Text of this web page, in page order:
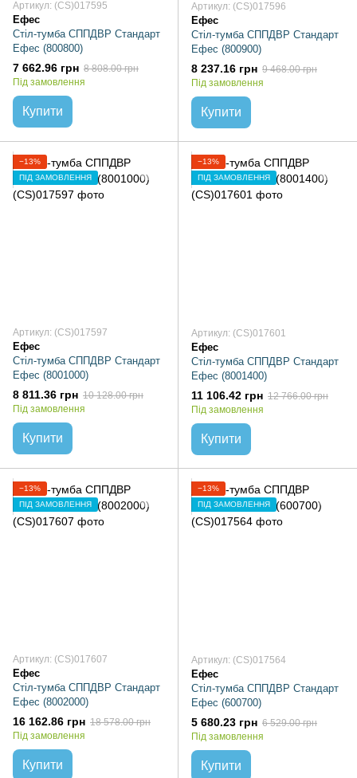
Артикул: (CS)017595
Ефес
Стіл-тумба СППДВР Стандарт
Ефес (800800)
7 662.96 грн 8 808.00 грн
Під замовлення
Купити
Артикул: (CS)017596
Ефес
Стіл-тумба СППДВР Стандарт
Ефес (800900)
8 237.16 грн 9 468.00 грн
Під замовлення
Купити
−13%
ПІД ЗАМОВЛЕННЯ
Артикул: (CS)017597
Ефес
Стіл-тумба СППДВР Стандарт
Ефес (8001000)
8 811.36 грн 10 128.00 грн
Під замовлення
Купити
−13%
ПІД ЗАМОВЛЕННЯ
Артикул: (CS)017601
Ефес
Стіл-тумба СППДВР Стандарт
Ефес (8001400)
11 106.42 грн 12 766.00 грн
Під замовлення
Купити
−13%
ПІД ЗАМОВЛЕННЯ
Артикул: (CS)017607
Ефес
Стіл-тумба СППДВР Стандарт
Ефес (8002000)
16 162.86 грн 18 578.00 грн
Під замовлення
Купити
−13%
ПІД ЗАМОВЛЕННЯ
Артикул: (CS)017564
Ефес
Стіл-тумба СППДВР Стандарт
Ефес (600700)
5 680.23 грн 6 529.00 грн
Під замовлення
Купити